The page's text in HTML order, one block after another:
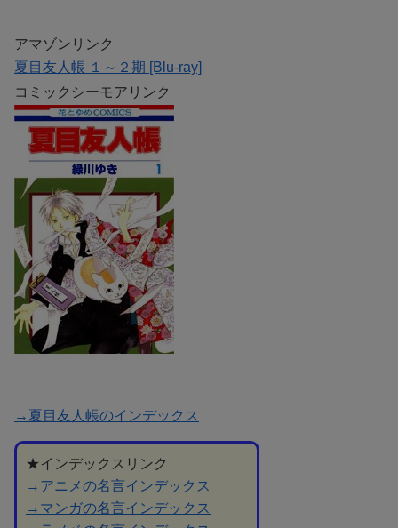
アマゾンリンク
夏目友人帳 １～２期 [Blu-ray]
コミックシーモアリンク
→夏目友人帳のインデックス
★インデックスリンク
→アニメの名言インデックス
→マンガの名言インデックス